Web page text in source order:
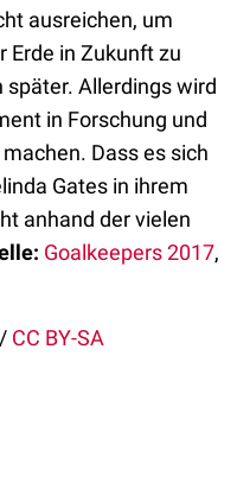
ausreichen, um
Erde in Zukunft zu
Allerdings wird
in Forschung und
Dass es sich
Gates in ihrem
anhand der vielen
Goalkeepers 2017,
/ CC BY-SA